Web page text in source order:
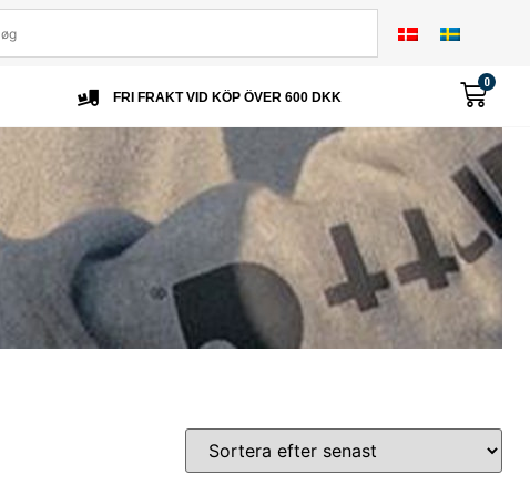
FRI FRAKT VID KÖP ÖVER 600 DKK
0